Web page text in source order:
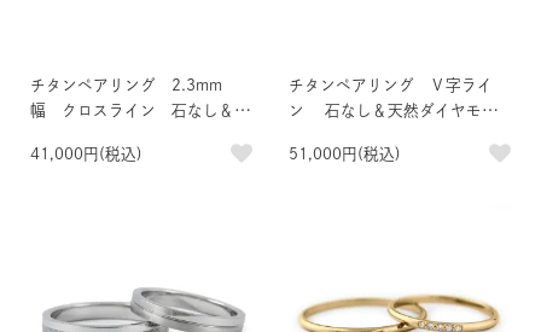
チタンペアリング 2.3mm
幅 クロスライン 石なし＆0.
41,000円(税込)
チタンペアリング Ｖ字ライ
ン 石なし＆天然ダイヤモン
51,000円(税込)